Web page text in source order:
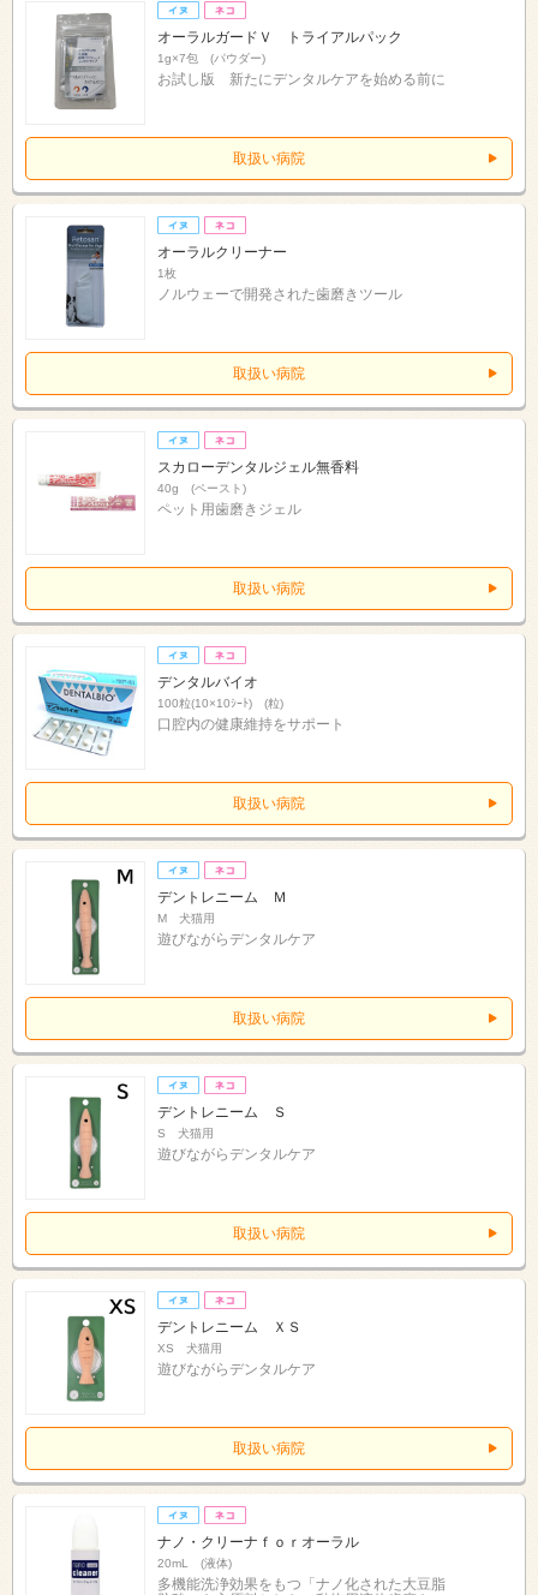
オーラルガードＶ トライアルパック
1g×7包 (パウダー)
お試し版 新たにデンタルケアを始める前に
取扱い病院
オーラルクリーナー
1枚
ノルウェーで開発された歯磨きツール
取扱い病院
スカローデンタルジェル無香料
40g (ペースト)
ペット用歯磨きジェル
取扱い病院
デンタルバイオ
100粒(10×10ｼｰﾄ) (粒)
口腔内の健康維持をサポート
取扱い病院
デントレニーム Ｍ
M 犬猫用
遊びながらデンタルケア
取扱い病院
デントレニーム Ｓ
S 犬猫用
遊びながらデンタルケア
取扱い病院
デントレニーム ＸＳ
XS 犬猫用
遊びながらデンタルケア
取扱い病院
ナノ・クリーナｆｏｒオーラル
20mL (液体)
多機能洗浄効果をもつ「ナノ化された大豆脂